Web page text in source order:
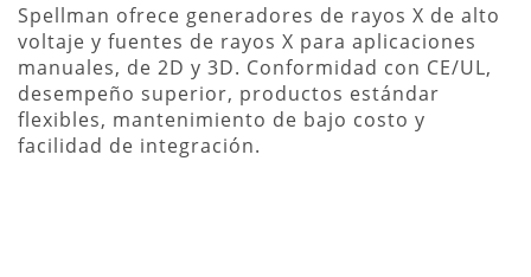
Spellman ofrece generadores de rayos X de alto
voltaje y fuentes de rayos X para aplicaciones
manuales, de 2D y 3D. Conformidad con CE/UL,
desempeño superior, productos estándar
flexibles, mantenimiento de bajo costo y
facilidad de integración.